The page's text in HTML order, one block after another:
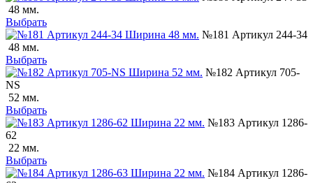
48 мм.
Выбрать
№181 Артикул 244-34
48 мм.
Выбрать
№182 Артикул 705-
NS
52 мм.
Выбрать
№183 Артикул 1286-
62
22 мм.
Выбрать
№184 Артикул 1286-